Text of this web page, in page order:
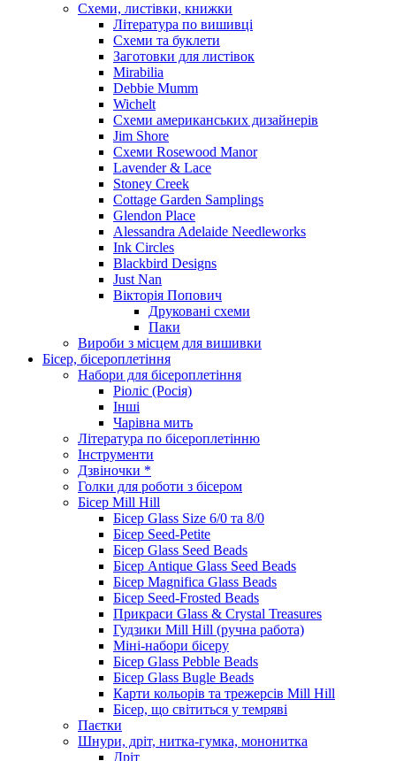
Схеми, листівки, книжки
Література по вишивці
Схеми та буклети
Заготовки для листівок
Mirabilia
Debbie Mumm
Wichelt
Схеми американських дизайнерів
Jim Shore
Cхеми Rosewood Manor
Lavender & Lace
Stoney Creek
Cottage Garden Samplings
Glendon Place
Alessandra Adelaide Needleworks
Ink Circles
Blackbird Designs
Just Nan
Вікторія Попович
Друковані схеми
Паки
Вироби з місцем для вишивки
Бісер, бісероплетіння
Набори для бісероплетіння
Ріоліс (Росія)
Інші
Чарівна мить
Література по бісероплетінню
Інструменти
Дзвіночки *
Голки для роботи з бісером
Бісер Mill Hill
Бісер Glass Size 6/0 та 8/0
Бісер Seed-Petite
Бісер Glass Seed Beads
Бісер Antique Glass Seed Beads
Бісер Magnifica Glass Beads
Бісер Seed-Frosted Beads
Прикраси Glass & Crystal Treasures
Гудзики Mill Hill (ручна работа)
Міні-набори бісеру
Бісер Glass Pebble Beads
Бісер Glass Bugle Beads
Карти кольорів та трежерсів Mill Hill
Бісер, що світиться у темряві
Паєтки
Шнури, дріт, нитка-гумка, мононитка
Дріт